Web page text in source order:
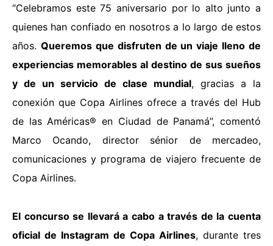
“Celebramos este 75 aniversario por lo alto junto a
quienes han confiado en nosotros a lo largo de estos
años. Queremos que disfruten de un viaje lleno de
experiencias memorables al destino de sus sueños
y de un servicio de clase mundial, gracias a la
conexión que Copa Airlines ofrece a través del Hub
de las Américas® en Ciudad de Panamá”, comentó
Marco Ocando, director sénior de mercadeo,
comunicaciones y programa de viajero frecuente de
Copa Airlines.
El concurso se llevará a cabo a través de la cuenta
oficial de Instagram de Copa Airlines, durante tres